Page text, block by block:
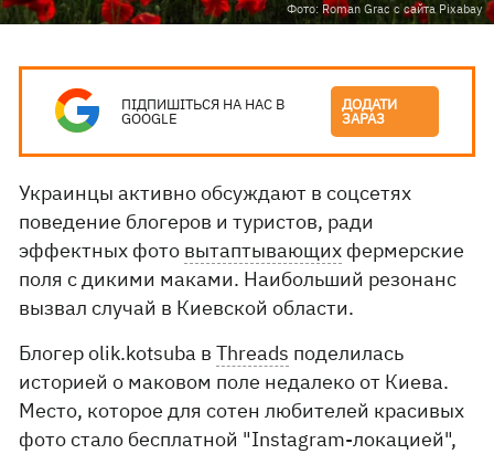
Фото: Roman Grac с сайта Pixabay
ПІДПИШІТЬСЯ НА НАС В
GOOGLE
ДОДАТИ
ЗАРАЗ
Украинцы активно обсуждают в соцсетях
поведение блогеров и туристов, ради
эффектных фото вытаптывающих фермерские
поля с дикими маками. Наибольший резонанс
вызвал случай в Киевской области.
Блогер olik.kotsuba вThreads поделилась
историей о маковом поле недалеко от Киева.
Место, которое для сотен любителей красивых
фото стало бесплатной "Instagram-локацией",